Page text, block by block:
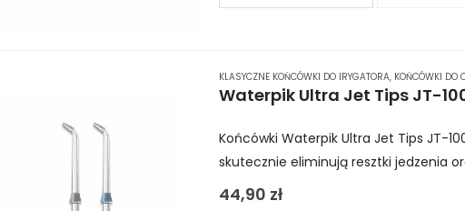
KLASYCZNE KOŃCÓWKI DO IRYGATORA, KOŃCÓWKI DO
Końcówki Waterpik Ultra Jet Tips JT-
skutecznie eliminują resztki jedzenia
ustnej. W połączeniu z irygatorem
44,90 zł